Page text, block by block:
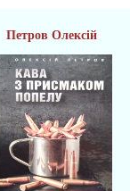
Петров Олексій